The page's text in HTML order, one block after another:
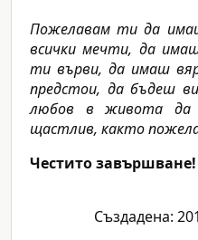
Пожелавам ти да
всички мечти, да
ти върви, да имаш
предстои, да бъдеш
любов в живота да
щастлив, както
Честито завършване!
Създадена: